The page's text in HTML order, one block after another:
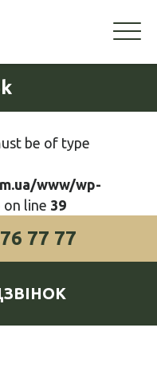
be of type
www/wp-
on line 39
77 77